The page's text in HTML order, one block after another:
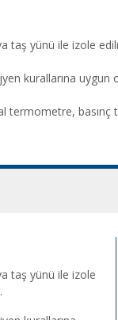
taş yünü ile izole
kurallarına uygun
basınç
taş yünü ile izole